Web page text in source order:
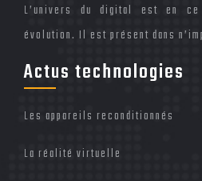
L’univers du digital est en ce
évolution. Il est présent dans
Actus technologies
Les appareils reconditionnés
La réalité virtuelle